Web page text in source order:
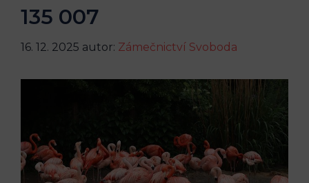
135 007
16. 12. 2025 autor: Zámečnictví Svoboda